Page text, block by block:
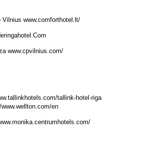
Vilnius www.comforthotel.lt/
tallink-hotel-riga
en